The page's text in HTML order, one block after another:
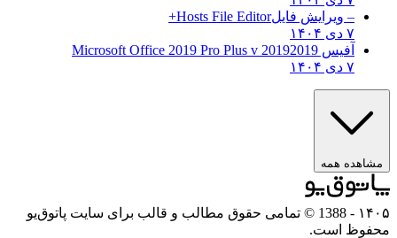
– ویرایش فایل Hosts File Editor+
آفیس 20192019 Microsoft Office 2019 Pro Plus v
همه
- 1388 © تمامی حقوق مطالب و قالب برای سایت پاتوق‌یو
است.